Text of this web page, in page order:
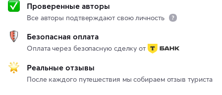
Проверенные авторы
Все авторы подтверждают свою личность
Безопасная оплата
Оплата через безопасную сделку от
Реальные отзывы
После каждого путешествия мы собираем отзыв туриста